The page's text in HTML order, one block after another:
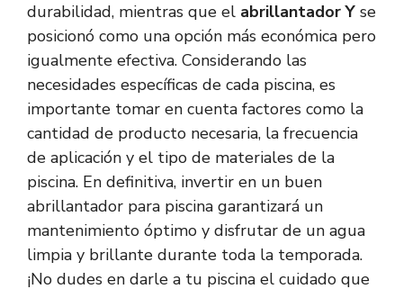
durabilidad, mientras que el abrillantador Y se
posicionó como una opción más económica pero
igualmente efectiva. Considerando las
necesidades específicas de cada piscina, es
importante tomar en cuenta factores como la
cantidad de producto necesaria, la frecuencia
de aplicación y el tipo de materiales de la
piscina. En definitiva, invertir en un buen
abrillantador para piscina garantizará un
mantenimiento óptimo y disfrutar de un agua
limpia y brillante durante toda la temporada.
¡No dudes en darle a tu piscina el cuidado que